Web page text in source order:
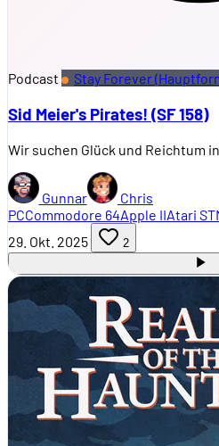
Podcast Stay Forever
Sid Meier's Pirates! (SF 158)
Wir suchen Glück und Reichtum
Gunnar
Chris
PCCommodore 64Apple IIAtari ST
29. Okt. 2025
2